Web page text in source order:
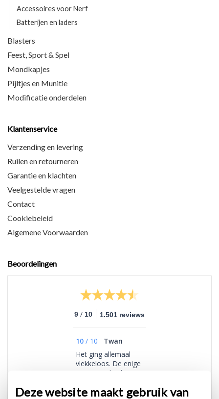
Deze website maakt gebruik van
Accessoires voor Nerf
Batterijen en laders
Blasters
Feest, Sport & Spel
Mondkapjes
Pijltjes en Munitie
Modificatie onderdelen
Klantenservice
Verzending en levering
Ruilen en retourneren
Garantie en klachten
Veelgestelde vragen
Contact
Cookiebeleid
Algemene Voorwaarden
Beoordelingen
9 / 10 1.501 reviews
10 / 10
Twan
Het ging allemaal
vlekkeloos. De enige
vertraging lag bij
kunnen jullie